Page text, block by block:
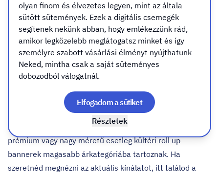
Roll up banner ár – gyors
áttekintés
A roll up banner ára általában az alábbi tényezőktől függ:
a roll up mérete
a nyomtatási anyag
az egy- vagy kétoldalas kivitel
A legtöbb standard roll up ára általában kedvezőbb, míg a
prémium vagy nagy méretű esetleg kültéri roll up
bannerek magasabb árkategóriába tartoznak. Ha
szeretnéd megnézni az aktuális kínálatot, itt találod a
olyan finom és élvezetes legyen, mint az általa
sütött sütemények. Ezek a digitális csemegék
segítenek nekünk abban, hogy emlékezzünk rád,
amikor legközelebb meglátogatsz minket és így
személyre szabott vásárlási élményt nyújthatunk
Neked, mintha csak a saját süteményes
dobozodból válogatnál.
Részletek
Elfogadom a sütiket